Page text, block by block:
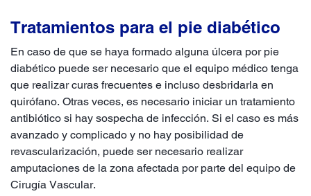
Tratamientos para el pie diabético
En caso de que se haya formado alguna úlcera por pie
diabético puede ser necesario que el equipo médico tenga
que realizar curas frecuentes e incluso desbridarla en
quirófano. Otras veces, es necesario iniciar un tratamiento
antibiótico si hay sospecha de infección. Si el caso es más
avanzado y complicado y no hay posibilidad de
revascularización, puede ser necesario realizar
amputaciones de la zona afectada por parte del equipo de
Cirugía Vascular.